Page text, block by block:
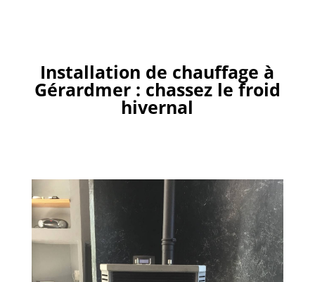
Installation de chauffage à
Gérardmer : chassez le froid
hivernal